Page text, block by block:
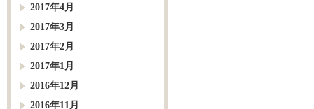
2017年4月
2017年3月
2017年2月
2017年1月
2016年12月
2016年11月